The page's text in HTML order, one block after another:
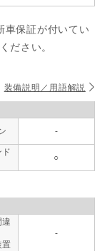
車保証が付いてい
ださい。
装備説明／用語解説
-
○
置
-